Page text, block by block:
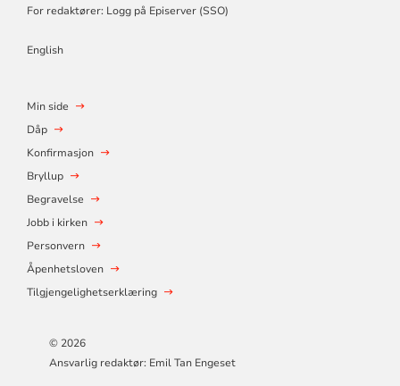
For redaktører: Logg på Episerver (SSO)
English
Min side
Dåp
Konfirmasjon
Bryllup
Begravelse
Jobb i kirken
Personvern
Åpenhetsloven
Tilgjengelighetserklæring
© 2026
Ansvarlig redaktør: Emil Tan Engeset